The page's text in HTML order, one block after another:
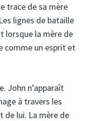
trace de sa mère
lignes de bataille
lorsque la mère de
comme un esprit et
John n’apparaît
à travers les
de lui. La mère de